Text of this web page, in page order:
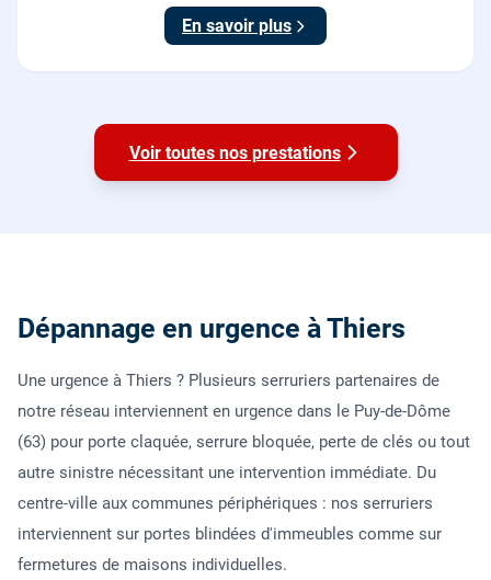
sol, réglage et essais. 995 euros HT (1194 TTC).
En savoir plus
Voir toutes nos prestations
Dépannage en urgence à Thiers
Une urgence à Thiers ? Plusieurs serruriers partenaires de
notre réseau interviennent en urgence dans le Puy-de-Dôme
(63) pour porte claquée, serrure bloquée, perte de clés ou tout
autre sinistre nécessitant une intervention immédiate. Du
centre-ville aux communes périphériques : nos serruriers
interviennent sur portes blindées d'immeubles comme sur
fermetures de maisons individuelles.